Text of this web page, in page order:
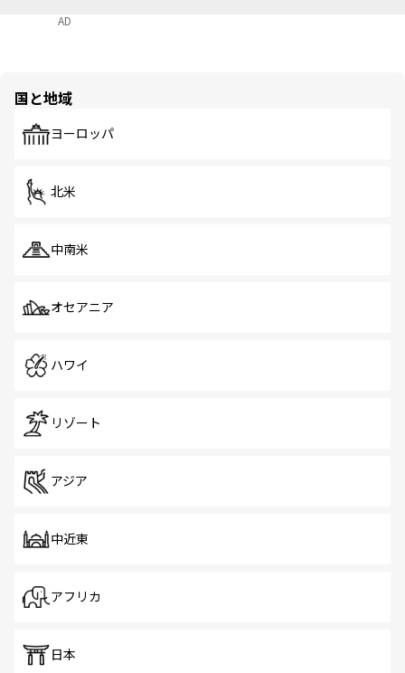
AD
国と地域
ヨーロッパ
北米
中南米
オセアニア
ハワイ
リゾート
アジア
中近東
アフリカ
日本